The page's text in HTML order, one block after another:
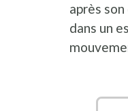
après
dans un